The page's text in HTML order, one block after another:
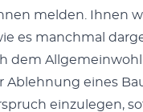
melden. Ihnen
es manch­mal
dem
Ablehnung eines
einzule­gen,